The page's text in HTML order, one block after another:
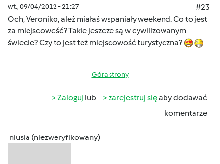
wt., 09/04/2012 - 21:27
#23
Och, Veroniko, ależ miałaś wspaniały weekend. Co to jest
za miejscowość? Takie jeszcze są w cywilizowanym
świecie? Czy to jest też miejscowość turystyczna?
Góra strony
Zaloguj lub zarejestruj sięaby dodawać
komentarze
niusia (niezweryfikowany)